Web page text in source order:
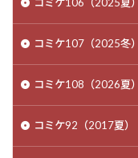
コミケ107（2025冬）
コミケ108（2026夏）
コミケ92（2017夏）